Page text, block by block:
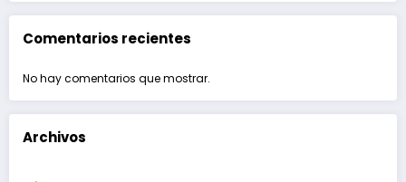
Comentarios recientes
No hay comentarios que mostrar.
Archivos